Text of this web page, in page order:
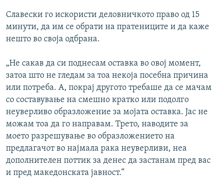
Славески го искористи деловничкото право од 15
минути, да им се обрати на пратениците и да каже
нешто во своја одбрана.
„Не сакав да си поднесам оставка во овој момент,
затоа што не гледам за тоа некоја посебна причина
или потреба. А, покрај другото требаше да се мачам
со составување на смешно кратко или подолго
неуверливо образложение за мојата оставка. Јас не
можам тоа да го направам. Трето, наводите за
моето разрешување во образложението на
предлагачот во најмала рака неуверливи, неа
дополнителен поттик за денес да застанам пред вас
и пред македонската јавност.“